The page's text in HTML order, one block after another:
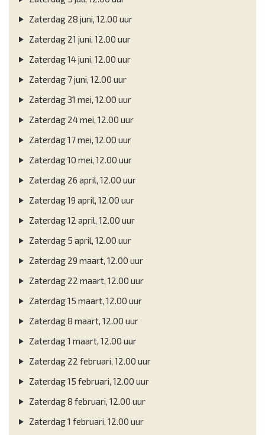
Zaterdag 28 juni, 12.00 uur
Zaterdag 21 juni, 12.00 uur
Zaterdag 14 juni, 12.00 uur
Zaterdag 7 juni, 12.00 uur
Zaterdag 31 mei, 12.00 uur
Zaterdag 24 mei, 12.00 uur
Zaterdag 17 mei, 12.00 uur
Zaterdag 10 mei, 12.00 uur
Zaterdag 26 april, 12.00 uur
Zaterdag 19 april, 12.00 uur
Zaterdag 12 april, 12.00 uur
Zaterdag 5 april, 12.00 uur
Zaterdag 29 maart, 12.00 uur
Zaterdag 22 maart, 12.00 uur
Zaterdag 15 maart, 12.00 uur
Zaterdag 8 maart, 12.00 uur
Zaterdag 1 maart, 12.00 uur
Zaterdag 22 februari, 12.00 uur
Zaterdag 15 februari, 12.00 uur
Zaterdag 8 februari, 12.00 uur
Zaterdag 1 februari, 12.00 uur